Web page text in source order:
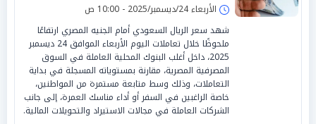
الأربعاء 24/ديسمبر/2025 - 10:00 ص
شهد سعر الريال السعودي أمام الجنيه المصري ارتفاعًا
ملحوظًا خلال تعاملات اليوم الأربعاء الموافق 24 ديسمبر
2025، داخل أغلب البنوك المحلية العاملة في السوق
المصرفية المصرية، مقارنة بمستوياته المسجلة في بداية
التعاملات، وذلك وسط متابعة مستمرة من المواطنين،
خاصة الراغبين في السفر أو أداء مناسك العمرة، إلى جانب
الشركات العاملة في مجالات الاستيراد والتحويلات المالية.